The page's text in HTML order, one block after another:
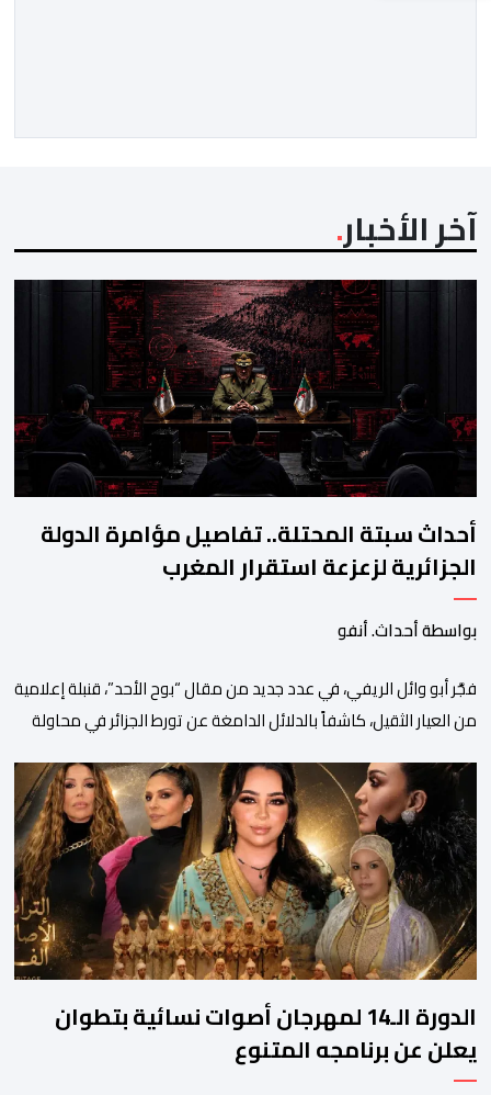
أداء لافت قدمه اللاعب برفقة اتحاد […]
آخر الأخبار
أحداث سبتة المحتلة.. تفاصيل مؤامرة الدولة
الجزائرية لزعزعة استقرار المغرب
بواسطة أحداث. أنفو
فجَّر أبو وائل الريفي، في عدد جديد من مقال “بوح الأحد”، قنبلة إعلامية
من العيار الثقيل، كاشفاً بالدلائل الدامغة عن تورط الجزائر في محاولة
الاستراتيجية مع إسبانيا، كاشفا خيوط حملة تحريضية ممنهجة شنتها
الحسابات والمنصات التابعة للمخابرات العسكرية الجزائرية لاستدراج
الشباب والقاصرين عبر مواقع التواصل الاجتماعي، وذلك […]
الدورة الـ14 لمهرجان أصوات نسائية بتطوان
يعلن عن برنامجه المتنوع